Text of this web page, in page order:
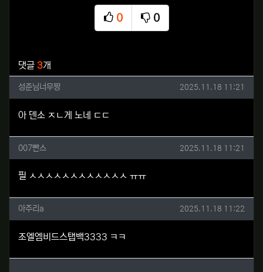
0
추천
0
비추천
댓글 3개
성준님너무짱님의 댓글
성준님너무짱 작성일
2025.11.18 11:21
아 덴소 ㅈㄴ게 노네 ㄷㄷ
007빤스님의 댓글
007빤스 작성일
2025.11.18 11:21
필 ㅅㅅㅅㅅㅅㅅㅅㅅㅅㅅㅅㅅ ㅠㅠ
아주리a님의 댓글
아주리a 작성일
2025.11.18 11:22
조엘엠비드스탭백3333 ㅋㅋ